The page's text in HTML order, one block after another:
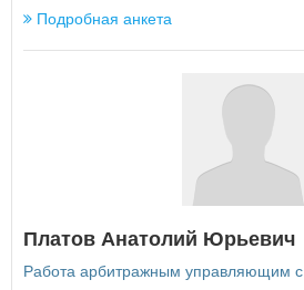
Т
Тамбовская область
Ульяновская область
Подробная анкета
Платов Анатолий Юрьевич
Работа арбитражным управляющим с